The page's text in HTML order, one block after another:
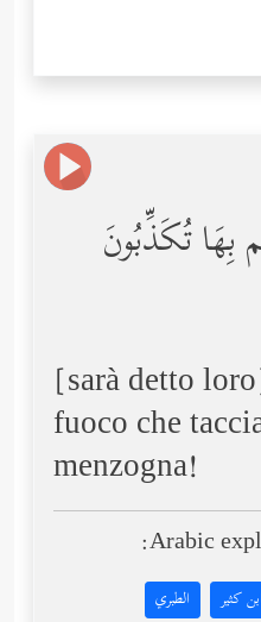
بِهَا تُكَذِّبُونَ
[sarà detto
fuoco che
menzogna!
Arabic
ابن كثير الطبري